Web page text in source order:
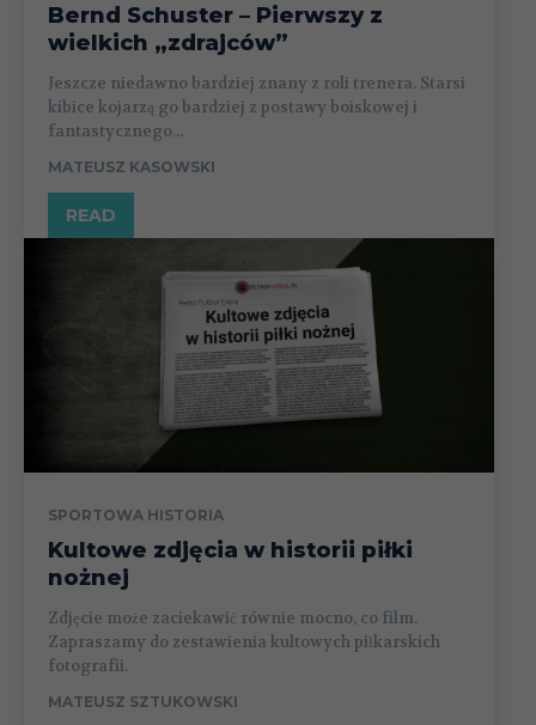
Bernd Schuster – Pierwszy z
wielkich „zdrajców”
Jeszcze niedawno bardziej znany z roli trenera. Starsi
kibice kojarzą go bardziej z postawy boiskowej i
fantastycznego...
MATEUSZ KASOWSKI
READ
SPORTOWA HISTORIA
Kultowe zdjęcia w historii piłki
nożnej
Zdjęcie może zaciekawić równie mocno, co film.
Zapraszamy do zestawienia kultowych piłkarskich
fotografii.
MATEUSZ SZTUKOWSKI